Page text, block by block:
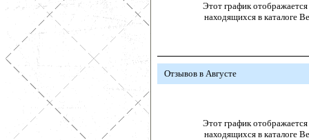
Этот график отображается
находящихся в каталоге
Отзывов в Августе
Этот график отображается
находящихся в каталоге